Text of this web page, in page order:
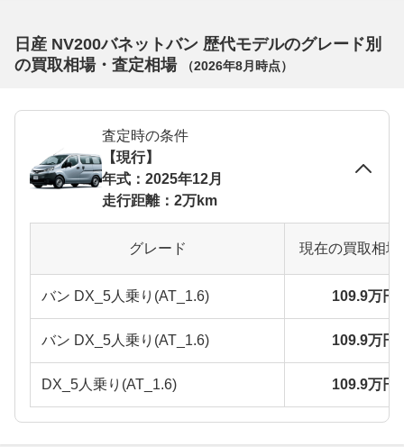
日産 NV200バネットバン 歴代モデルのグレード別
の買取相場・査定相場
（2026年8月 時点）
査定時の条件
【現行】
年式：2025年12月
走行距離：2万km
グレード 現在の買取相
バン DX_5人乗り(AT_1.6) 109.9万円
バン DX_5人乗り(AT_1.6) 109.9万円
DX_5人乗り(AT_1.6) 109.9万円